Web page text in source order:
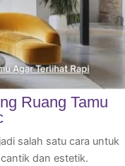
Ruang Tamu
salah satu cara untuk
dan estetik.